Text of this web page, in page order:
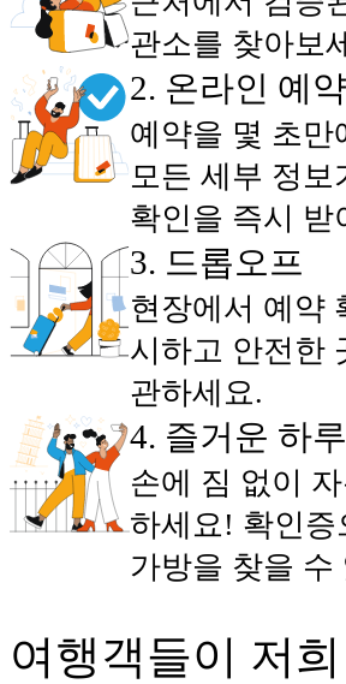
관소를 찾아보
2. 온라인 예약
예약을 몇 초만
모든 세부 정보
확인을 즉시 받
3. 드롭오프
현장에서 예약
시하고 안전한
관하세요.
4. 즐거운 하
손에 짐 없이
하세요! 확인증
가방을 찾을 수
여행객들이 저